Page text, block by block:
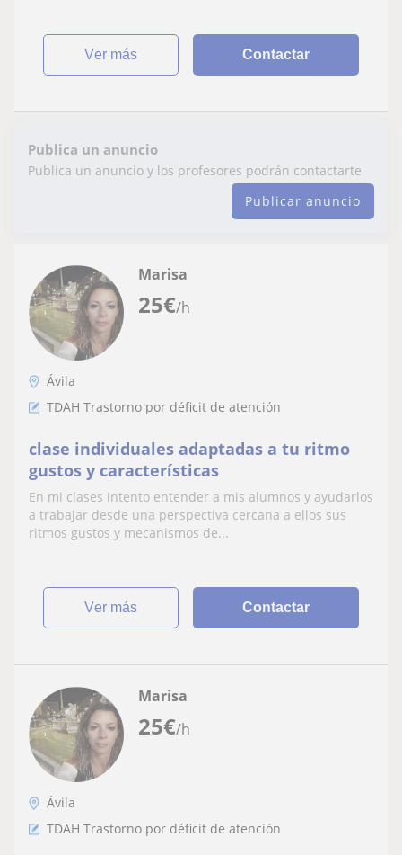
ver más Contactar
Publica un anuncio
Publica un anuncio y los profesores podrán contactarte
Publicar anuncio
25€/h
Marisa
Ávila
TDAH Trastorno por déficit de atención
clase individuales adaptadas a tu ritmo
gustos y características
En mi clases intento entender a mis alumnos y ayudarlos
a trabajar desde una perspectiva cercana a ellos sus
ritmos gustos y mecanismos de...
ver más Contactar
25€/h
Marisa
Ávila
TDAH Trastorno por déficit de atención